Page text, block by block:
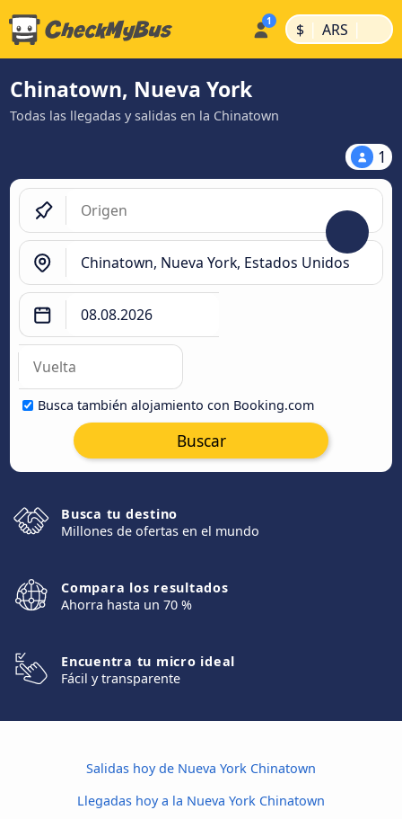
$ | ARS |
Chinatown, Nueva York
Todas las llegadas y salidas en la Chinatown
1
Busca también alojamiento con Booking.com
Buscar
Busca tu destino
Millones de ofertas en el mundo
Compara los resultados
Ahorra hasta un 70 %
Encuentra tu micro ideal
Fácil y transparente
Salidas hoy de Nueva York Chinatown
Llegadas hoy a la Nueva York Chinatown